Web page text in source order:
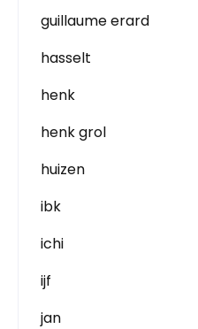
guillaume erard
hasselt
henk
henk grol
huizen
ibk
ichi
ijf
jan